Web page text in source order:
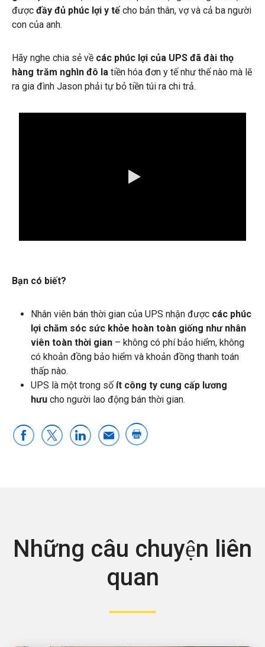
được đầy đủ phúc lợi y tếcho bản thân, vợ và cả ba người
con của anh.
Hãy nghe chia sẻ về các phúc lợi của UPS đã đài thọ
hàng trăm nghìn đô la tiền hóa đơn y tế như thế nào mà lẽ
ra gia đình Jason phải tự bỏ tiền túi ra chi trả.
Bạn có biết?
Nhân viên bán thời gian của UPS nhận được các phúc
lợi chăm sóc sức khỏe hoàn toàn giống như nhân
viên toàn thời gian – không có phí bảo hiểm, không
có khoản đồng bảo hiểm và khoản đồng thanh toán
thấp nào.
UPS là một trong số ít công ty cung cấp lương
hưu cho người lao động bán thời gian.
Những câu chuyện liên
quan